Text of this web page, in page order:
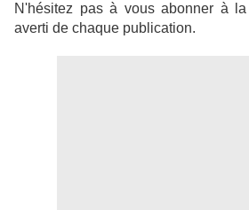
N'hésitez pas à vous abonner à
averti de chaque publication.